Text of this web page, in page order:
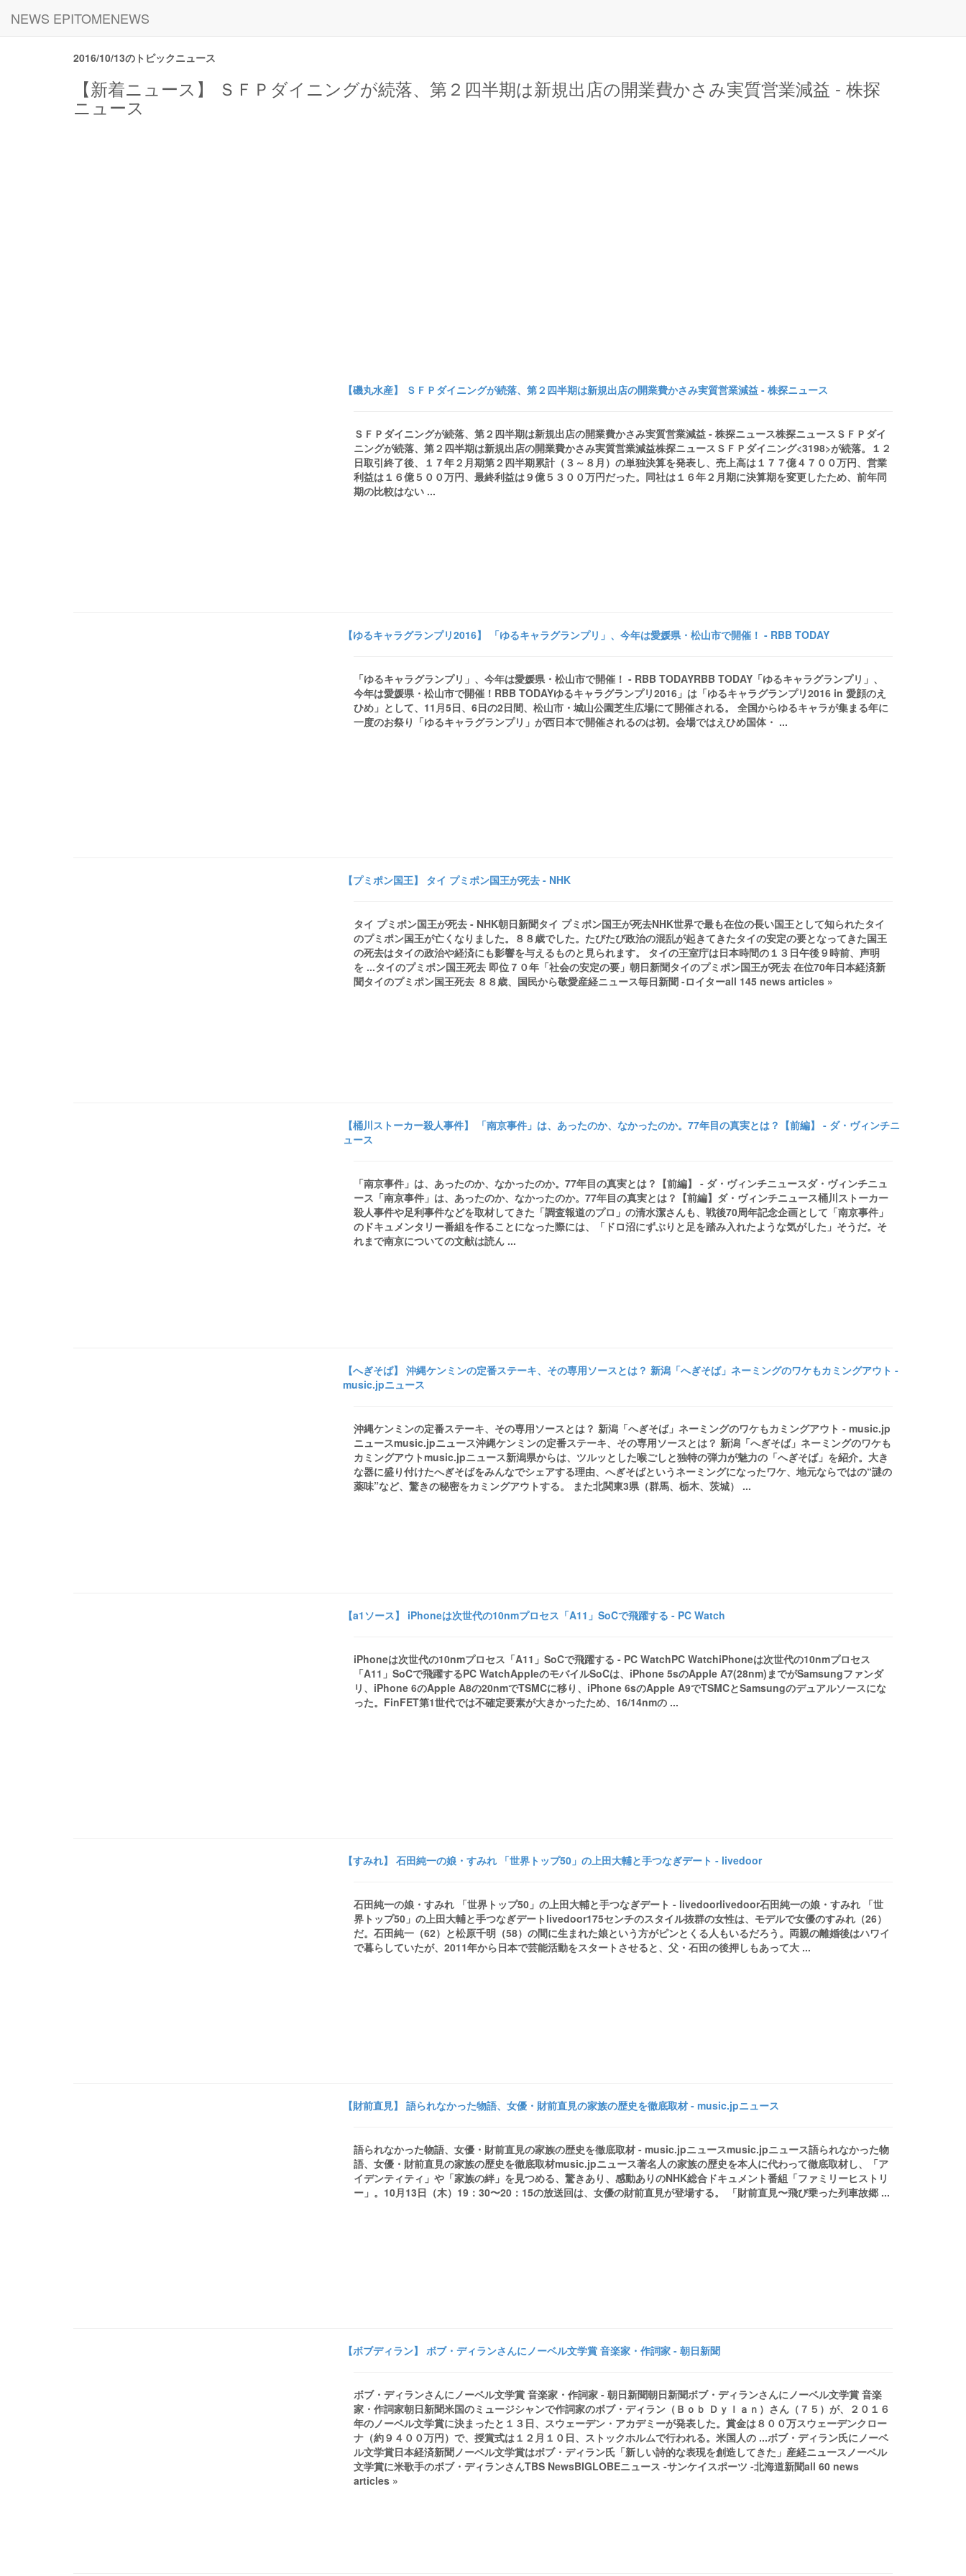
NEWS EPITOMENEWS
2016/10/13のトピックニュース
【新着ニュース】 ＳＦＰダイニングが続落、第２四半期は新規出店の開業費かさみ実質営業減益 - 株探
ニュース
【磯丸水産】 ＳＦＰダイニングが続落、第２四半期は新規出店の開業費かさみ実質営業減益 - 株探ニュース
ＳＦＰダイニングが続落、第２四半期は新規出店の開業費かさみ実質営業減益 - 株探ニュース株探ニュースＳＦＰダイ
ニングが続落、第２四半期は新規出店の開業費かさみ実質営業減益株探ニュースＳＦＰダイニング<3198>が続落。１２
日取引終了後、１７年２月期第２四半期累計（３～８月）の単独決算を発表し、売上高は１７７億４７００万円、営業
利益は１６億５００万円、最終利益は９億５３００万円だった。同社は１６年２月期に決算期を変更したため、前年同
期の比較はない ...
【ゆるキャラグランプリ2016】 「ゆるキャラグランプリ」、今年は愛媛県・松山市で開催！ - RBB TODAY
「ゆるキャラグランプリ」、今年は愛媛県・松山市で開催！ - RBB TODAYRBB TODAY「ゆるキャラグランプリ」、
今年は愛媛県・松山市で開催！RBB TODAYゆるキャラグランプリ2016」は「ゆるキャラグランプリ2016 in 愛顔のえ
ひめ」として、11月5日、6日の2日間、松山市・城山公園芝生広場にて開催される。 全国からゆるキャラが集まる年に
一度のお祭り「ゆるキャラグランプリ」が西日本で開催されるのは初。会場ではえひめ国体・ ...
【プミポン国王】 タイ プミポン国王が死去 - NHK
タイ プミポン国王が死去 - NHK朝日新聞タイ プミポン国王が死去NHK世界で最も在位の長い国王として知られたタイ
のプミポン国王が亡くなりました。８８歳でした。たびたび政治の混乱が起きてきたタイの安定の要となってきた国王
の死去はタイの政治や経済にも影響を与えるものと見られます。 タイの王室庁は日本時間の１３日午後９時前、声明
を ...タイのプミポン国王死去 即位７０年「社会の安定の要」朝日新聞タイのプミポン国王が死去 在位70年日本経済新
聞タイのプミポン国王死去 ８８歳、国民から敬愛産経ニュース毎日新聞 -ロイターall 145 news articles »
【桶川ストーカー殺人事件】 「南京事件」は、あったのか、なかったのか。77年目の真実とは？【前編】 - ダ・ヴィンチニ
ュース
「南京事件」は、あったのか、なかったのか。77年目の真実とは？【前編】 - ダ・ヴィンチニュースダ・ヴィンチニュ
ース「南京事件」は、あったのか、なかったのか。77年目の真実とは？【前編】ダ・ヴィンチニュース桶川ストーカー
殺人事件や足利事件などを取材してきた「調査報道のプロ」の清水潔さんも、戦後70周年記念企画として「南京事件」
のドキュメンタリー番組を作ることになった際には、「ドロ沼にずぶりと足を踏み入れたような気がした」そうだ。そ
れまで南京についての文献は読ん ...
【へぎそば】 沖縄ケンミンの定番ステーキ、その専用ソースとは？ 新潟「へぎそば」ネーミングのワケもカミングアウト -
music.jpニュース
沖縄ケンミンの定番ステーキ、その専用ソースとは？ 新潟「へぎそば」ネーミングのワケもカミングアウト - music.jp
ニュースmusic.jpニュース沖縄ケンミンの定番ステーキ、その専用ソースとは？ 新潟「へぎそば」ネーミングのワケも
カミングアウトmusic.jpニュース新潟県からは、ツルッとした喉ごしと独特の弾力が魅力の「へぎそば」を紹介。大き
な器に盛り付けたへぎそばをみんなでシェアする理由、へぎそばというネーミングになったワケ、地元ならではの“謎の
薬味”など、驚きの秘密をカミングアウトする。 また北関東3県（群馬、栃木、茨城） ...
【a1ソース】 iPhoneは次世代の10nmプロセス「A11」SoCで飛躍する - PC Watch
iPhoneは次世代の10nmプロセス「A11」SoCで飛躍する - PC WatchPC WatchiPhoneは次世代の10nmプロセス
「A11」SoCで飛躍するPC WatchAppleのモバイルSoCは、iPhone 5sのApple A7(28nm)までがSamsungファンダ
リ、iPhone 6のApple A8の20nmでTSMCに移り、iPhone 6sのApple A9でTSMCとSamsungのデュアルソースにな
った。FinFET第1世代では不確定要素が大きかったため、16/14nmの ...
【すみれ】 石田純一の娘・すみれ 「世界トップ50」の上田大輔と手つなぎデート - livedoor
石田純一の娘・すみれ 「世界トップ50」の上田大輔と手つなぎデート - livedoorlivedoor石田純一の娘・すみれ 「世
界トップ50」の上田大輔と手つなぎデートlivedoor175センチのスタイル抜群の女性は、モデルで女優のすみれ（26）
だ。石田純一（62）と松原千明（58）の間に生まれた娘という方がピンとくる人もいるだろう。両親の離婚後はハワイ
で暮らしていたが、2011年から日本で芸能活動をスタートさせると、父・石田の後押しもあって大 ...
【財前直見】 語られなかった物語、女優・財前直見の家族の歴史を徹底取材 - music.jpニュース
語られなかった物語、女優・財前直見の家族の歴史を徹底取材 - music.jpニュースmusic.jpニュース語られなかった物
語、女優・財前直見の家族の歴史を徹底取材music.jpニュース著名人の家族の歴史を本人に代わって徹底取材し、「ア
イデンティティ」や「家族の絆」を見つめる、驚きあり、感動ありのNHK総合ドキュメント番組「ファミリーヒストリ
ー」。10月13日（木）19：30〜20：15の放送回は、女優の財前直見が登場する。 「財前直見〜飛び乗った列車故郷 ...
【ボブディラン】 ボブ・ディランさんにノーベル文学賞 音楽家・作詞家 - 朝日新聞
ボブ・ディランさんにノーベル文学賞 音楽家・作詞家 - 朝日新聞朝日新聞ボブ・ディランさんにノーベル文学賞 音楽
家・作詞家朝日新聞米国のミュージシャンで作詞家のボブ・ディラン（Ｂｏｂ Ｄｙｌａｎ）さん（７５）が、２０１６
年のノーベル文学賞に決まったと１３日、スウェーデン・アカデミーが発表した。賞金は８００万スウェーデンクロー
ナ（約９４００万円）で、授賞式は１２月１０日、ストックホルムで行われる。米国人の ...ボブ・ディラン氏にノーベ
ル文学賞日本経済新聞ノーベル文学賞はボブ・ディラン氏「新しい詩的な表現を創造してきた」産経ニュースノーベル
文学賞に米歌手のボブ・ディランさんTBS NewsBIGLOBEニュース -サンケイスポーツ -北海道新聞all 60 news
articles »